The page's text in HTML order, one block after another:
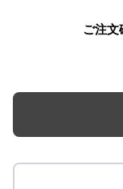
ご注文